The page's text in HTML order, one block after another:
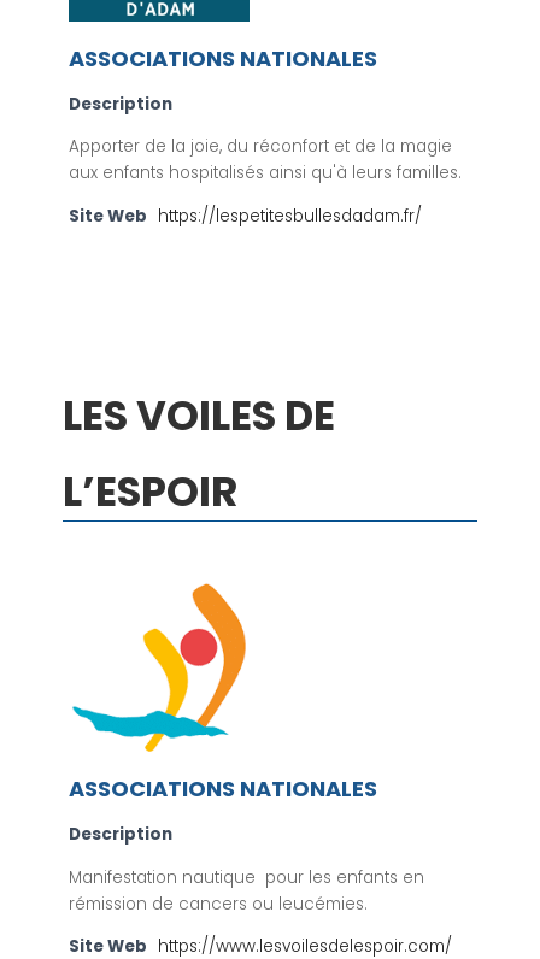
ASSOCIATIONS NATIONALES
Description
Apporter de la joie, du réconfort et de la magie
aux enfants hospitalisés ainsi qu'à leurs familles.
Site Web https://lespetitesbullesdadam.fr/
LES VOILES DE
L’ESPOIR
ASSOCIATIONS NATIONALES
Description
Manifestation nautique pour les enfants en
rémission de cancers ou leucémies.
Site Web https://www.lesvoilesdelespoir.com/